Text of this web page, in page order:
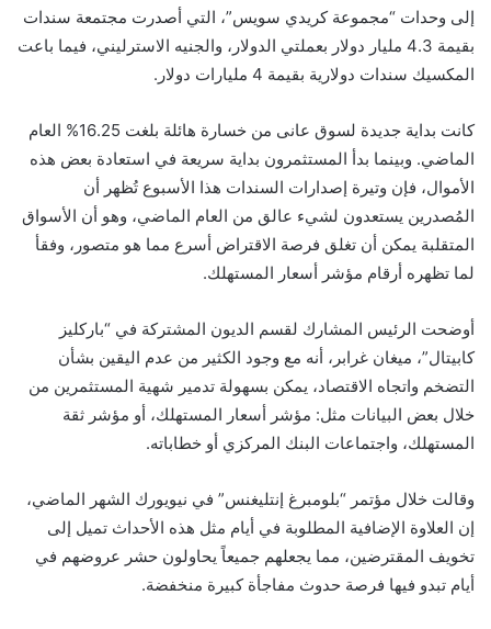
إلى وحدات “مجموعة كريدي سويس”، التي أصدرت مجتمعة سندات
بقيمة 4.3 مليار دولار بعملتي الدولار، والجنيه الاسترليني، فيما باعت
المكسيك سندات دولارية بقيمة 4 مليارات دولار.
كانت بداية جديدة لسوق عانى من خسارة هائلة بلغت 16.25% العام
الماضي. وبينما بدأ المستثمرون بداية سريعة في استعادة بعض هذه
الأموال، فإن وتيرة إصدارات السندات هذا الأسبوع تُظهر أن
المُصدرين يستعدون لشيء عالق من العام الماضي، وهو أن الأسواق
المتقلبة يمكن أن تغلق فرصة الاقتراض أسرع مما هو متصور، وفقأ
لما تظهره أرقام مؤشر أسعار المستهلك.
أوضحت الرئيس المشارك لقسم الديون المشتركة في “باركليز
كابيتال”، ميغان غرابر، أنه مع وجود الكثير من عدم اليقين بشأن
التضخم واتجاه الاقتصاد، يمكن بسهولة تدمير شهية المستثمرين من
خلال بعض البيانات مثل: مؤشر أسعار المستهلك، أو مؤشر ثقة
المستهلك، واجتماعات البنك المركزي أو خطاباته.
وقالت خلال مؤتمر “بلومبرغ إنتليغنس” في نيويورك الشهر الماضي،
إن العلاوة الإضافية المطلوبة في أيام مثل هذه الأحداث تميل إلى
تخويف المقترضين، مما يجعلهم جميعاً يحاولون حشر عروضهم في
أيام تبدو فيها فرصة حدوث مفاجأة كبيرة منخفضة.